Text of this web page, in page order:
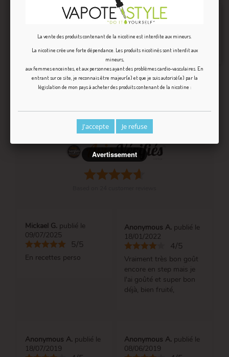
Pas de questions pour le moment.
Mickael G. publié le
09/07/2025
5/5
En recettes perso
Anonymous A. publié le
18/01/2022
4/5
Vraiment très bon goût
encore en step mais je
l'ai goûté et super bon
déjà, bien fruité,
Anonymous A. publié le
18/07/2019
Anonymous A. publié le
08/06/2019
La vente des produits contenant de la nicotine est interdite aux mineurs.
La nicotine crée une forte dépendance. Les produits nicotinés sont interdit aux
mineurs,
aux femmes enceintes, et aux personnes ayant des problèmes cardio-vasculaires. En
entrant sur ce site, je reconnais être majeur(e) et que je suis autorisé(e) par la
législation de mon pays à acheter des produits contenant de la nicotine :
J'accepte Je refuse
Avertissement